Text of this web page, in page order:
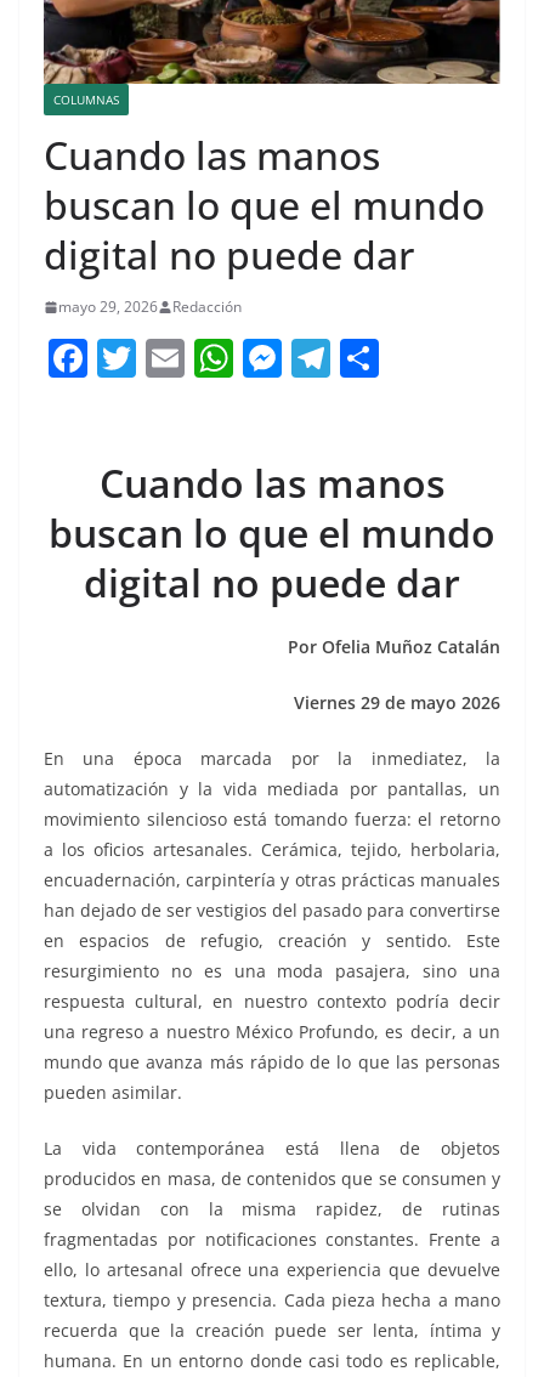
COLUMNAS
Cuando las manos
buscan lo que el mundo
digital no puede dar
mayo 29, 2026 Redacción
F
e
b
o
o
T
er
E
l
W
s
A
p
p
M
e
n
g
er
T
gr
a
m
p
ar
tir
Cuando las manos
buscan lo que el mundo
digital no puede dar
Por Ofelia Muñoz Catalán
Viernes 29 de mayo 2026
En una época marcada por la inmediatez, la
automatización y la vida mediada por pantallas, un
movimiento silencioso está tomando fuerza: el retorno
a los oficios artesanales. Cerámica, tejido, herbolaria,
encuadernación, carpintería y otras prácticas manuales
han dejado de ser vestigios del pasado para convertirse
en espacios de refugio, creación y sentido. Este
resurgimiento no es una moda pasajera, sino una
respuesta cultural, en nuestro contexto podría decir
una regreso a nuestro México Profundo, es decir, a un
mundo que avanza más rápido de lo que las personas
pueden asimilar.
La vida contemporánea está llena de objetos
producidos en masa, de contenidos que se consumen y
se olvidan con la misma rapidez, de rutinas
fragmentadas por notificaciones constantes. Frente a
ello, lo artesanal ofrece una experiencia que devuelve
textura, tiempo y presencia. Cada pieza hecha a mano
recuerda que la creación puede ser lenta, íntima y
humana. En un entorno donde casi todo es replicable,